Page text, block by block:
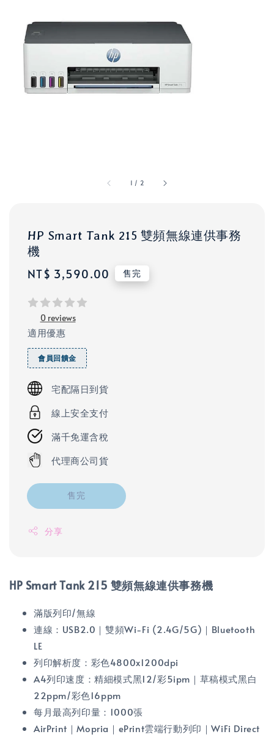
1 / 2
HP Smart Tank 215 雙頻無線連供事務
機
Regular
NT$ 3,590.00 售完
0 reviews
適用優惠
會員回饋金
宅配隔日到貨
線上安全支付
滿千免運含稅
代理商公司貨
售完
分享
HP Smart Tank 215 雙頻無線連供事務機
滿版列印/無線
連線：USB2.0｜雙頻Wi-Fi (2.4G/5G)｜Bluetooth
LE
列印解析度：彩色4800x1200dpi
A4列印速度：精細模式黑12/彩5ipm｜草稿模式黑白
22ppm/彩色16ppm
每月最高列印量：1000張
AirPrint｜Mopria｜ePrint雲端行動列印｜WiFi Direct